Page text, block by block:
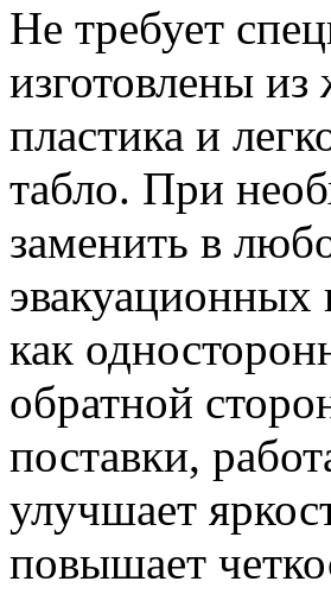
Не требует
изготовлены из
пластика и
табло. При
заменить в
эвакуационных
как
обратной
поставки,
улучшает
повышает